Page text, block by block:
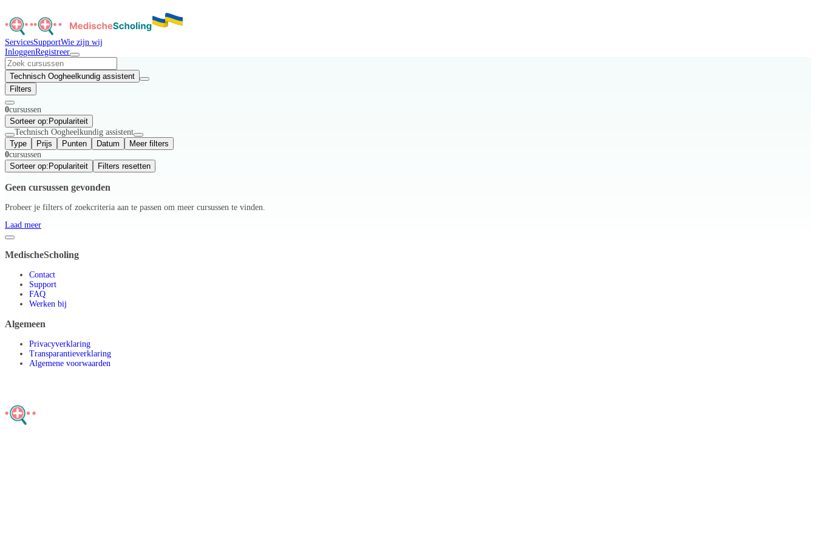
ServicesSupportWie zijn wij
InloggenRegistreer
Technisch Oogheelkundig assistent
Filters
0cursussen
Sorteer op: Populariteit
Technisch Oogheelkundig assistent
Type
Prijs Punten Datum
Meer filters
0cursussen
Sorteer op: Populariteit Filters resetten
Geen cursussen gevonden
Probeer je filters of zoekcriteria aan te passen om meer cursussen te vinden.
Laad meer
MedischeScholing
Contact
Support
FAQ
Werken bij
Algemeen
Privacyverklaring
Transparantieverklaring
Algemene voorwaarden